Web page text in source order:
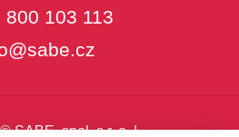
800 103 113
SABE, spol. s r. o. |